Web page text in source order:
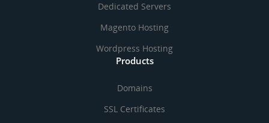
Dedicated Servers
Magento Hosting
Wordpress Hosting
Products
Domains
SSL Certificates